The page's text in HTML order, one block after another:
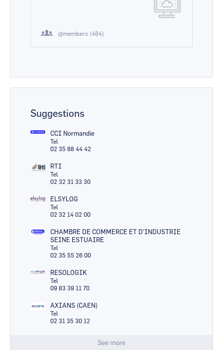
@members (484)
Suggestions
CCI Normandie
Tel
02 35 88 44 42
RTI
Tel
02 32 31 33 30
ELSYLOG
Tel
02 32 14 02 00
CHAMBRE DE COMMERCE ET D'INDUSTRIE
SEINE ESTUAIRE
Tel
02 35 55 26 00
RESOLOGIK
Tel
09 83 39 11 70
AXIANS (CAEN)
Tel
02 31 35 30 12
See more